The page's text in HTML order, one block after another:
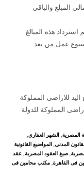
إلى 25% من إجمالي المبلغ والباقي
استرداد هذه المبالغ
عمل من بعد
للاراضى المملوكة
المملوكة للدولة
المصرية الشهر العقاري
المدنى المواضيع القانونية
صيغ العقود المصرية عقد
فى القاهرة مكتب محامين فى